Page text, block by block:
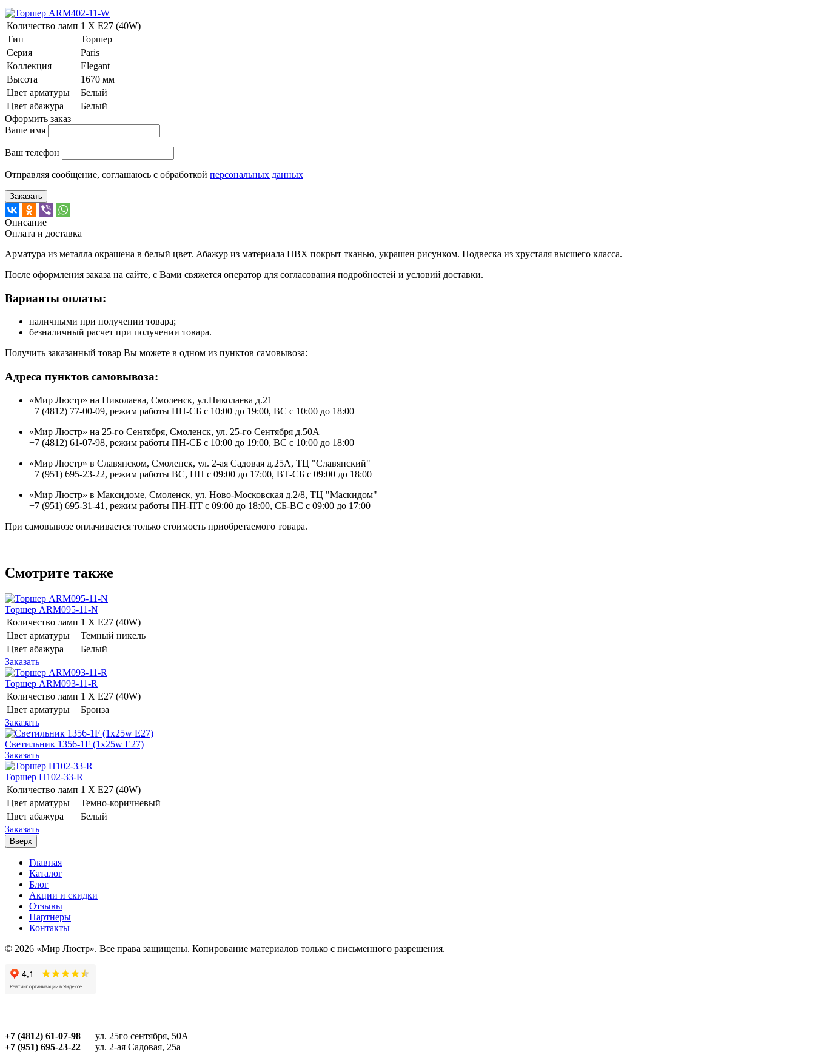
Количество ламп 1 Х E27 (40W)
Тип
Торшер
Серия
Paris
Коллекция
Elegant
Высота
1670 мм
Цвет арматуры
Белый
Цвет абажура
Белый
Оформить заказ
Ваше имя
Ваш телефон
Отправляя сообщение, соглашаюсь с обработкой персональных данных
Заказать
Описание
Оплата и доставка
Арматура из металла окрашена в белый цвет. Абажур из материала ПВХ покрыт тканью, украшен рисунком. Подвеска из хрусталя высшего класса.
После оформления заказа на сайте, с Вами свяжется оператор для согласования подробностей и условий доставки.
Варианты оплаты:
наличными при получении товара;
безналичный расчет при получении товара.
Получить заказанный товар Вы можете в одном из пунктов самовывоза:
Адреса пунктов самовывоза:
«Мир Люстр» на Николаева, Смоленск, ул.Николаева д.21
+7 (4812) 77-00-09, режим работы ПН-СБ с 10:00 до 19:00, ВС с 10:00 до 18:00
«Мир Люстр» на 25-го Сентября, Смоленск, ул. 25-го Сентября д.50А
+7 (4812) 61-07-98, режим работы ПН-СБ с 10:00 до 19:00, ВС с 10:00 до 18:00
«Мир Люстр» в Славянском, Смоленск, ул. 2-ая Садовая д.25А, ТЦ "Славянский"
+7 (951) 695-23-22, режим работы ВС, ПН с 09:00 до 17:00, ВТ-СБ с 09:00 до 18:00
«Мир Люстр» в Максидоме, Смоленск, ул. Ново-Московская д.2/8, ТЦ "Маскидом"
+7 (951) 695-31-41, режим работы ПН-ПТ с 09:00 до 18:00, СБ-ВС с 09:00 до 17:00
При самовывозе оплачивается только стоимость приобретаемого товара.
Смотрите также
Торшер ARM095-11-N
Количество ламп 1 Х E27 (40W)
Цвет арматуры
Темный никель
Цвет абажура
Белый
Заказать
Торшер ARM093-11-R
Количество ламп 1 Х E27 (40W)
Цвет арматуры
Бронза
Заказать
Светильник 1356-1F (1x25w E27)
Заказать
Торшер H102-33-R
Количество ламп 1 Х E27 (40W)
Цвет арматуры
Темно-коричневый
Цвет абажура
Белый
Заказать
Вверх
Главная
Каталог
Блог
Акции и скидки
Отзывы
Партнеры
Контакты
© 2026 «Мир Люстр». Все права защищены. Копирование материалов только с письменного разрешения.
+7 (4812) 61-07-98 — ул. 25го сентября, 50А
+7 (951) 695-23-22 — ул. 2-ая Садовая, 25а